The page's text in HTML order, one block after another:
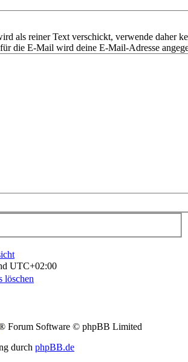
als reiner Text verschickt, verwende daher
die E-Mail wird deine E-Mail-Adresse
UTC+02:00
löschen
Forum Software © phpBB Limited
durch phpBB.de